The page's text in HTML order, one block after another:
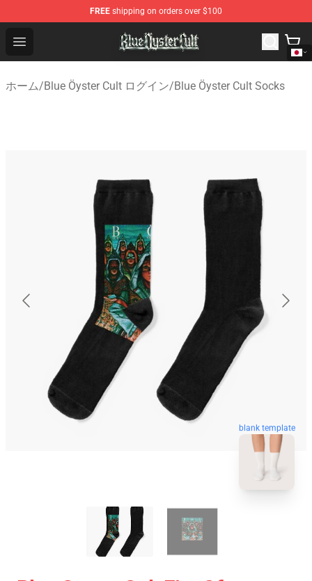
FREE shipping on orders over $100
Open menu
Blue Öyster Cult Store - Official Blue Öyster Cult
ホーム/Blue Öyster Cult ログイン/Blue Öyster Cult Socks
blank template